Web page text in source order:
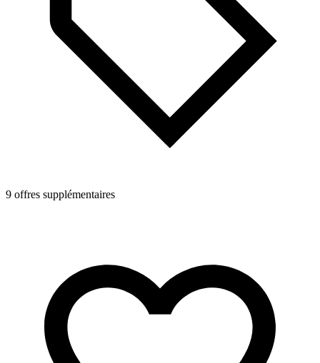
9 offres supplémentaires